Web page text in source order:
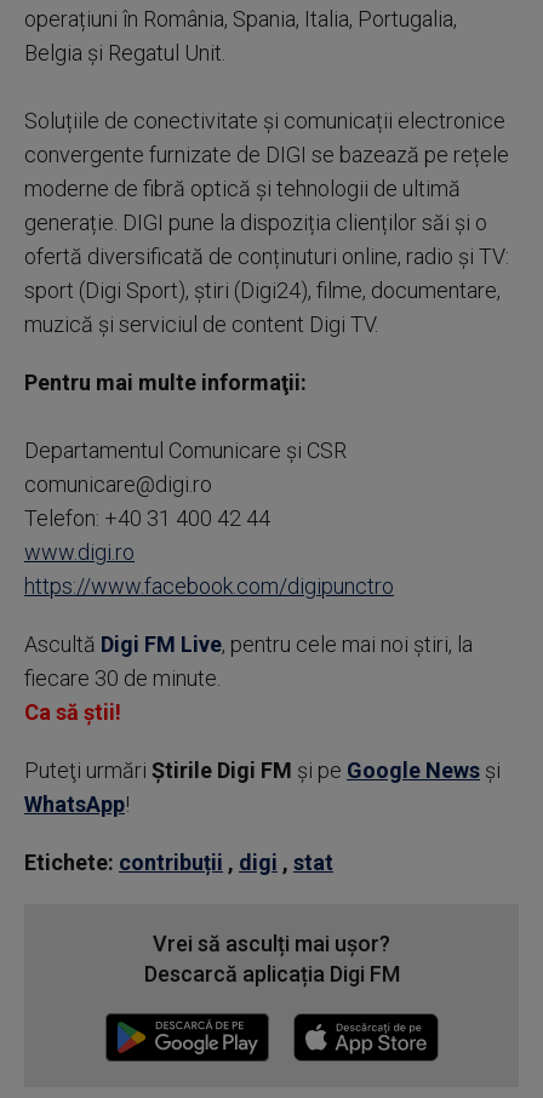
operațiuni în România, Spania, Italia, Portugalia,
Belgia și Regatul Unit.
Soluțiile de conectivitate și comunicații electronice
convergente furnizate de DIGI se bazează pe rețele
moderne de fibră optică și tehnologii de ultimă
generație. DIGI pune la dispoziția clienților săi și o
ofertă diversificată de conținuturi online, radio și TV:
sport (Digi Sport), știri (Digi24), filme, documentare,
muzică și serviciul de content Digi TV.
Pentru mai multe informaţii:
Departamentul Comunicare și CSR
comunicare@digi.ro
Telefon: +40 31 400 42 44
www.digi.ro
https://www.facebook.com/digipunctro
Ascultă Digi FM Live, pentru cele mai noi știri, la
fiecare 30 de minute.
Ca să știi!
Puteţi urmări Știrile Digi FM şi pe Google News şi
WhatsApp!
Etichete: contribuții , digi , stat
Vrei să asculți mai ușor?
Descarcă aplicația Digi FM